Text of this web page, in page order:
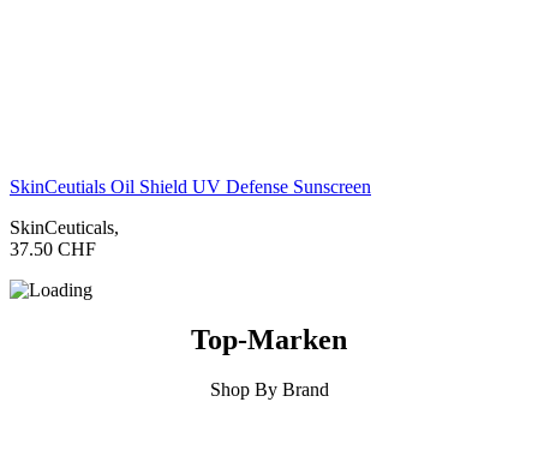
SkinCeutials Oil Shield UV Defense Sunscreen
SkinCeuticals,
37.50 CHF
Top-Marken
Shop By Brand